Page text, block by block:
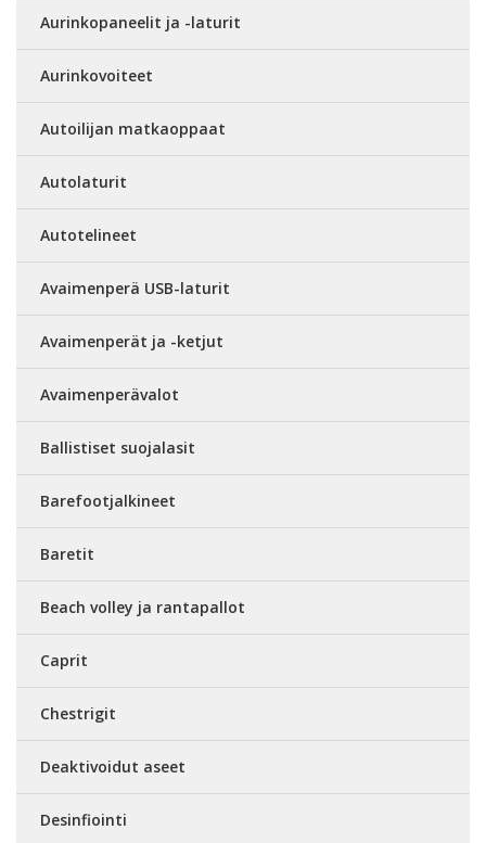
Aurinkopaneelit ja -laturit
Aurinkovoiteet
Autoilijan matkaoppaat
Autolaturit
Autotelineet
Avaimenperä USB-laturit
Avaimenperät ja -ketjut
Avaimenperävalot
Ballistiset suojalasit
Barefootjalkineet
Baretit
Beach volley ja rantapallot
Caprit
Chestrigit
Deaktivoidut aseet
Desinfiointi